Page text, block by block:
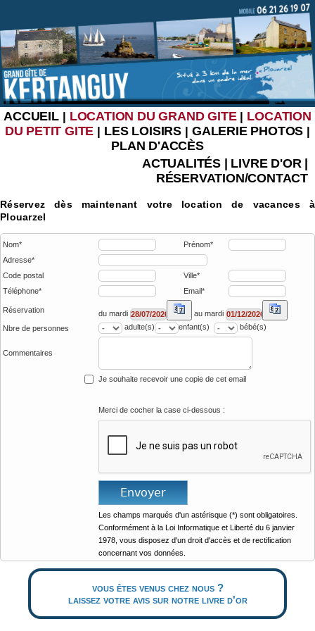
ACCUEIL| LOCATION DU GRAND GITE| LOCATION
DU PETIT GITE | LES LOISIRS | GALERIE PHOTOS |
PLAN D'ACCÈS
ACTUALITÉS| LIVRE D'OR|
RÉSERVATION/CONTACT
Réservez dès maintenant votre location de vacances à
Plouarzel
Nom*
Prénom*
Adresse*
Code postal
Ville*
Téléphone*
Email*
Réservation du mardi
au mardi
Nbre de personnes
adulte(s) enfant(s) bébé(s)
Commentaires
Je souhaite recevoir une copie de cet email
Merci de cocher la case ci-dessous :
Les champs marqués d'un astérisque (*) sont obligatoires.
Conformément à la Loi Informatique et Liberté du 6 janvier
1978, vous disposez d'un droit d'accès et de rectification
concernant vos données.
vous êtes venus chez nous ?
laissez votre avis sur notre livre d'or